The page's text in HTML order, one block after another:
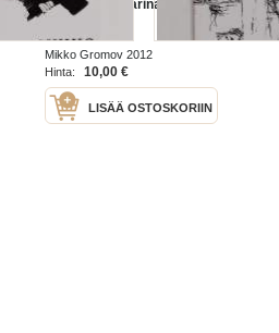
Tehotuotettu tarina
Mikko Gromov 2012
Hinta:
10,00 €
LISÄÄ OSTOSKORIIN